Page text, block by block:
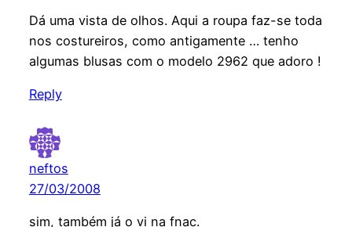
Dá uma vista de olhos. Aqui a roupa faz-se toda
nos costureiros, como antigamente … tenho
algumas blusas com o modelo 2962 que adoro !
Reply
neftos
27/03/2008
sim, também já o vi na fnac.